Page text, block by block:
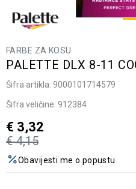
FARBE ZA KOSU
PALETTE DLX 8-11
Šifra artikla: 9000101714579
Šifra veličine: 912384
€ 4,15
€ 3,32
Obavijesti me o popustu